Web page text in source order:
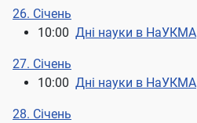
26. Січень
10:00 Дні науки в НаУКМА
27. Січень
10:00 Дні науки в НаУКМА
28. Січень